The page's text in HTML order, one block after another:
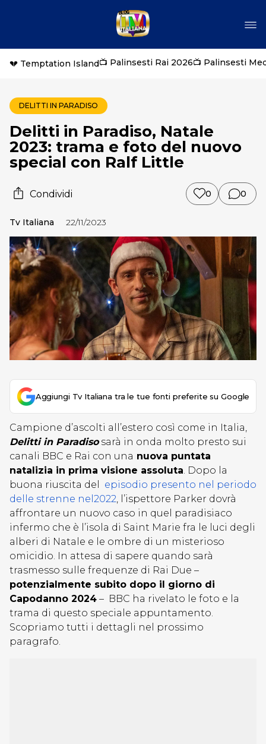
💔 Temptation Island📺 Palinsesti Rai 2026📺 Palinsesti
DELITTI IN PARADISO
Delitti in Paradiso, Natale
2023: trama e foto del nuovo
special con Ralf Little
Condividi 0 0
Tv Italiana 22/11/2023
Aggiungi Tv Italiana tra le tue fonti preferite su Google
Campione d’ascolti all’estero così come in Italia,
Delitti in Paradisosarà in onda molto presto sui
canali BBC e Rai con una nuova puntata
natalizia in prima visione assoluta. Dopo la
buona riuscita del
episodio presento nel periodo
delle strenne nel2022, l’ispettore Parker dovrà
affrontare un nuovo caso in quel paradisiaco
infermo che è l’isola di Saint Marie fra le luci degli
alberi di Natale e le ombre di un misterioso
omicidio. In attesa di sapere quando sarà
trasmesso sulle frequenze di Rai Due –
potenzialmente subito dopo il giorno di
Capodanno 2024 – BBC ha rivelato le foto e la
trama di questo speciale appuntamento.
Scopriamo tutti i dettagli nel prossimo
paragrafo.